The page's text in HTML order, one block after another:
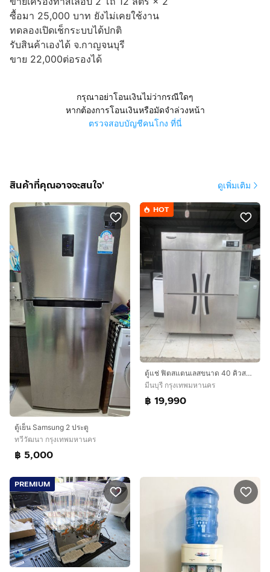
ซื้อมา 25,000 บาท ยังไม่เคยใช้งาน
ทดลองเปิดเช็กระบบได้ปกติ
รับสินค้าเองได้ จ.กาญจนบุรี
ขาย 22,000ต่อรองได้
กรุณาอย่าโอนเงินไม่ว่ากรณีใดๆ
หากต้องการโอนเงินหรือมัดจำล่วงหน้า
ตรวจสอบบัญชีคนโกง ที่นี่
สินค้าที่คุณอาจจะสนใจ' ดูเพิ่มเติม
ตู้เย็น Samsung 2 ประตู
ทวีวัฒนา กรุงเทพมหานคร
฿ 5,000
HOT
ตู้แช่ ฟิตสแตนเลสขนาด 40 คิวสภาพดีพร้อมใช้งาน 19,990 บาทสนใจโทรติดต่อสอบถามได้เลยค่ะ 0991461547 ค่ะ
มีนบุรี กรุงเทพมหานคร
฿ 19,990
PREMIUM